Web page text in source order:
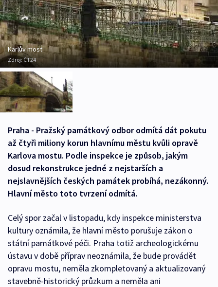
Karlův most
Zdroj:ČT24
Praha - Pražský památkový odbor odmítá dát pokutu
až čtyři miliony korun hlavnímu městu kvůli opravě
Karlova mostu. Podle inspekce je způsob, jakým
dosud rekonstrukce jedné z nejstarších a
nejslavnějších českých památek probíhá, nezákonný.
Hlavní město toto tvrzení odmítá.
Celý spor začal v listopadu, kdy inspekce ministerstva
kultury oznámila, že hlavní město porušuje zákon o
státní památkové péči. Praha totiž archeologickému
ústavu v době příprav neoznámila, že bude provádět
opravu mostu, neměla zkompletovaný a aktualizovaný
stavebně-historický průzkum a neměla ani